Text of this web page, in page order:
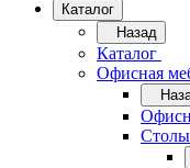
Каталог
Назад
Каталог
Офисная